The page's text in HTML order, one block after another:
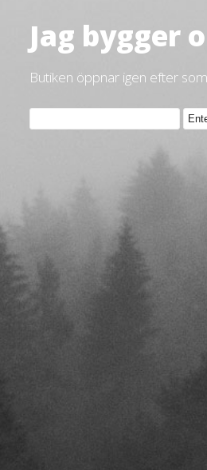
Jag bygger
Butiken öppnar igen efter